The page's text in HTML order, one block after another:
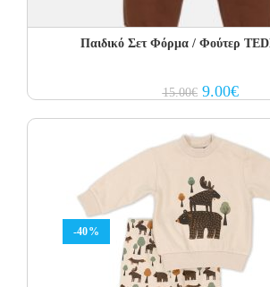
Παιδικό Σετ Φόρμα / Φούτερ
15.00€ Original
price
9.00€Current
price
-40%